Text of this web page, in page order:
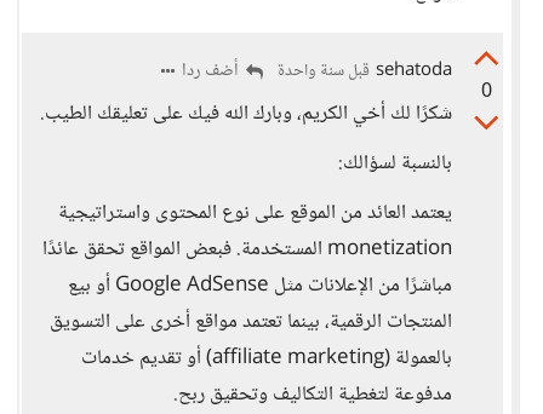
0
sehatoda قبل سنة واحدة أضف ردا
شكرًا لك أخي الكريم، وبارك الله فيك على تعليقك الطيب.
بالنسبة لسؤالك:
يعتمد العائد من الموقع على نوع المحتوى واستراتيجية
monetization المستخدمة. فبعض المواقع تحقق عائدًا
مباشرًا من الإعلانات مثل Google AdSense أو بيع
المنتجات الرقمية، بينما تعتمد مواقع أخرى على التسويق
بالعمولة (affiliate marketing) أو تقديم خدمات
مدفوعة لتغطية التكاليف وتحقيق ربح.